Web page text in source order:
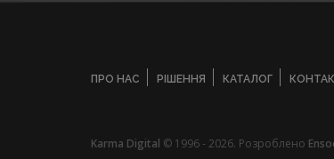
ПРО НАС РІШЕННЯ КАТАЛОГ
Karma Digital © 1996 - 2026. Розроблено